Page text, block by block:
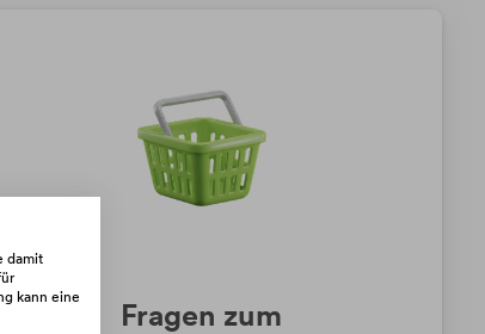
Fragen zum
damit
kann eine